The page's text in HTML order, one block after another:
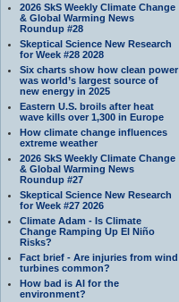
2026 SkS Weekly Climate Change
& Global Warming News
Roundup #28
Skeptical Science New Research
for Week #28 2028
Six charts show how clean power
was world’s largest source of
new energy in 2025
Eastern U.S. broils after heat
wave kills over 1,300 in Europe
How climate change influences
extreme weather
2026 SkS Weekly Climate Change
& Global Warming News
Roundup #27
Skeptical Science New Research
for Week #27 2026
Climate Adam - Is Climate
Change Ramping Up El Niño
Risks?
Fact brief - Are injuries from wind
turbines common?
How bad is AI for the
environment?